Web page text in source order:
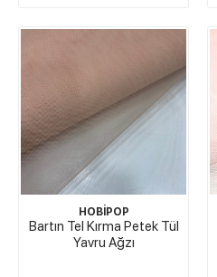
HOBİPOP
Bartın Tel Kırma Petek Tül
Yavru Ağzı